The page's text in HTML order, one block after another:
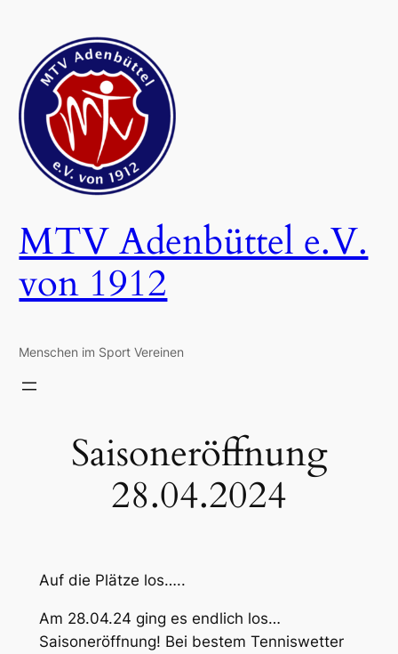
springen
MTV Adenbüttel e.V.
von 1912
Menschen im Sport Vereinen
Saisoneröffnung
28.04.2024
Auf die Plätze los…..
Am 28.04.24 ging es endlich los…
Saisoneröffnung! Bei bestem Tenniswetter